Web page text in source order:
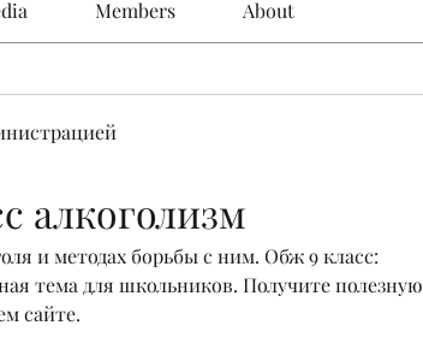
Members About
алкоголизм
и методах борьбы с ним. Обж 9 класс:
тема для школьников. Получите полезную
сайте.